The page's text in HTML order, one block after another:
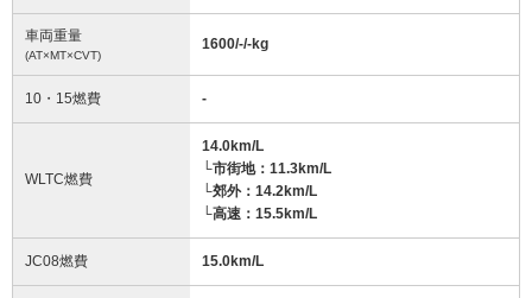
車両重量
(AT×MT×CVT)
1600/-/-kg
10・15燃費 -
WLTC燃費
14.0km/L
└市街地：11.3km/L
└郊外：14.2km/L
└高速：15.5km/L
JC08燃費 15.0km/L